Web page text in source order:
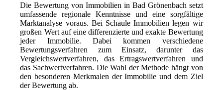
Die Bewertung von Immobilien in Bad Grönenbach setzt
umfassende regionale Kenntnisse und eine sorgfältige
Marktanalyse voraus. Bei Schaule Immobilien legen wir
großen Wert auf eine differenzierte und exakte Bewertung
jeder Immobilie. Dabei kommen verschiedene
Bewertungsverfahren zum Einsatz, darunter das
Vergleichswertverfahren, das Ertragswertverfahren und
das Sachwertverfahren. Die Wahl der Methode hängt von
den besonderen Merkmalen der Immobilie und dem Ziel
der Bewertung ab.